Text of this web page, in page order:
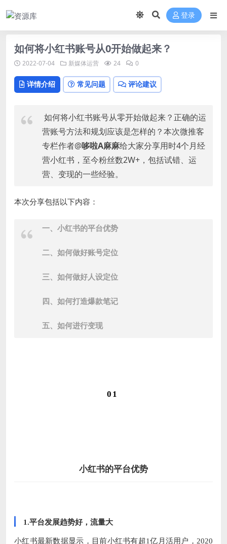
登录
如何将小红书账号从0开始做起来？
2022-07-04 新媒体运营 24 0
详情介绍 常见问题 评论建议
如何将小红书账号从零开始做起来？正确的运
营账号方法和规划应该是怎样的？本次微推客
专栏作者@哆啦A麻麻给大家分享用时4个月经
营小红书，至今粉丝数2W+，包括试错、运
营、变现的一些经验。
本次分享包括以下内容：
一、小红书的平台优势
二、如何做好账号定位
三、如何做好人设定位
四、如何打造爆款笔记
五、如何进行变现
01
小红书的平台优势
1.平台发展趋势好，流量大
小红书最新数据显示，目前小红书有超1亿月活用户，2020